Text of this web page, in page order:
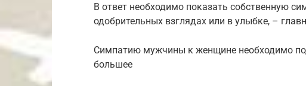
В ответ необходимо показать собственную
одобрительных взглядах или в улыбке, –
Симпатию мужчины к женщине необходимо
большее